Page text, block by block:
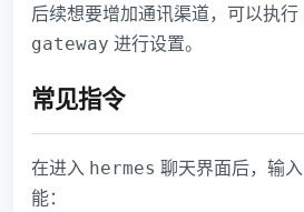
后续想要增加通讯渠道，可以执行
gateway 进行设置。
常见指令
在进入 hermes 聊天界面后，输入
能：